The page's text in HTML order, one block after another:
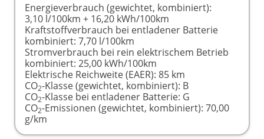
Energieverbrauch (gewichtet, kombiniert):
3,10 l/100km + 16,20 kWh/100km
Kraftstoffverbrauch bei entladener Batterie
kombiniert: 7,70 l/100km
Stromverbrauch bei rein elektrischem Betrieb
kombiniert: 25,00 kWh/100km
Elektrische Reichweite (EAER): 85 km
CO2-Klasse (gewichtet, kombiniert): B
CO2-Klasse bei entladener Batterie: G
CO2-Emissionen (gewichtet, kombiniert): 70,00
g/km